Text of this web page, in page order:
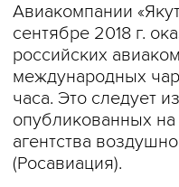
Авиакомпании
сентябре 2018 г.
российских
международных
часа. Это следует
опубликованных
агентства
(Росавиация).